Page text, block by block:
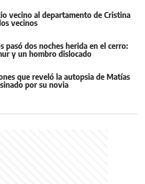
vecino al departamento de Cristina
vecinos
pasó dos noches herida en el cerro:
y un hombro dislocado
que reveló la autopsia de Matías
por su novia